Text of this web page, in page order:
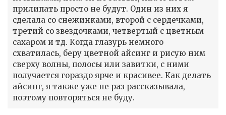
прилипать просто не будут. Один из них я
сделала со снежинками, второй с сердечками,
третий со звездочками, четвертый с цветным
сахаром и тд. Когда глазурь немного
схватилась, беру цветной айсинг и рисую ним
сверху волны, полосы или завитки, с ними
получается гораздо ярче и красивее. Как делать
айсинг, я также уже не раз рассказывала,
поэтому повторяться не буду.